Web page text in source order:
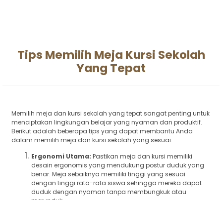
Tips Memilih Meja Kursi Sekolah
Yang Tepat
Memilih meja dan kursi sekolah yang tepat sangat penting untuk
menciptakan lingkungan belajar yang nyaman dan produktif.
Berikut adalah beberapa tips yang dapat membantu Anda
dalam memilih meja dan kursi sekolah yang sesuai:
Ergonomi Utama: Pastikan meja dan kursi memiliki
desain ergonomis yang mendukung postur duduk yang
benar. Meja sebaiknya memiliki tinggi yang sesuai
dengan tinggi rata-rata siswa sehingga mereka dapat
duduk dengan nyaman tanpa membungkuk atau